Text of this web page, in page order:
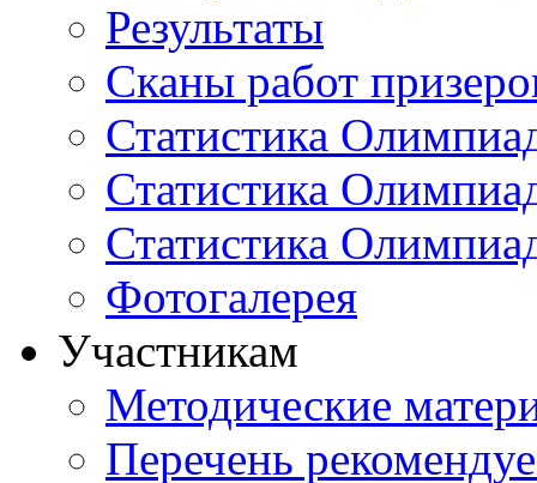
Результаты
Сканы работ
Статистика
Статистика
Статистика
Фотогалерея
Участникам
Методические
Перечень